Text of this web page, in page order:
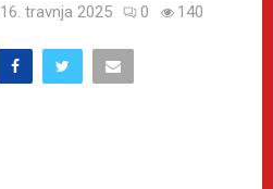
16. travnja 2025 0 140